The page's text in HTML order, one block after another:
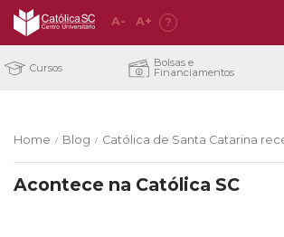
A- A+ ?
Cursos Bolsas e
Financiamentos
Home / Blog / Católica de Santa Catarina
Acontece na Católica SC